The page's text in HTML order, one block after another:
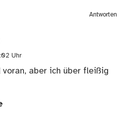
Antworten
Uhr
voran, aber ich über fleißig